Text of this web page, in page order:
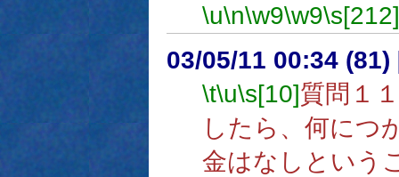
\u\n\w9\w9\s[212]
03/05/11 00:34 (81)
\t\u\s[10]質問１
したら、何につ
金はなしという